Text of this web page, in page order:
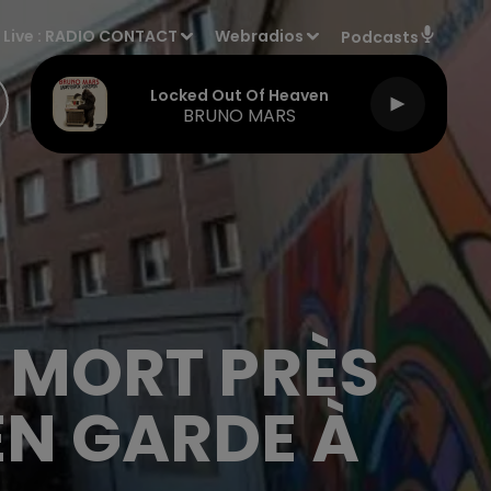
Live : RADIO CONTACT Webradios Podcasts
Locked Out Of Heaven
BRUNO MARS
PRÈS
GARDE À